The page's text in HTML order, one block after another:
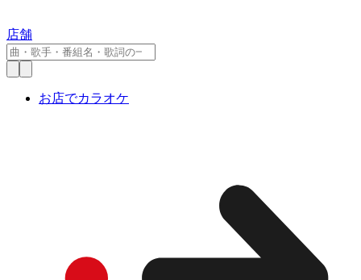
店舗
お店でカラオケ